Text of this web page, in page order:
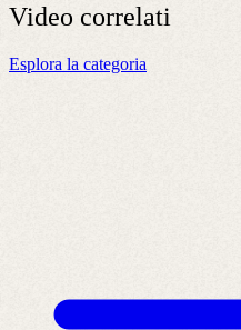
Video correlati
Esplora la categoria